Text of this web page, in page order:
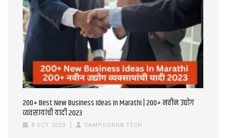
200+ Best New Business Ideas In Marathi | 200+ नवीन उद्योग
व्यवसायांची यादी 2023
8 OCT 2023 SAMPOORNA TECH